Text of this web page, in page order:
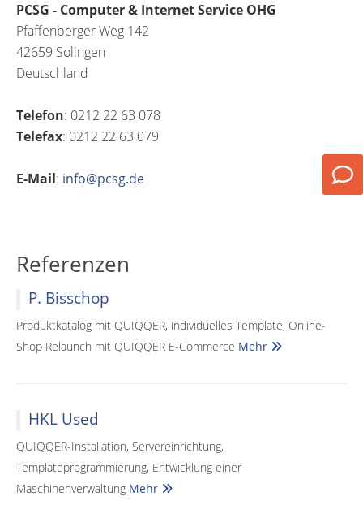
PCSG - Computer & Internet Service OHG
Pfaffenberger Weg 142
42659 Solingen
Deutschland
Telefon: 0212 22 63 078
Telefax: 0212 22 63 079
E-Mail: info@pcsg.de
Referenzen
P. Bisschop
Produktkatalog mit QUIQQER, individuelles Template, Online-
Shop Relaunch mit QUIQQER E-Commerce Mehr
HKL Used
QUIQQER-Installation, Servereinrichtung,
Templateprogrammierung, Entwicklung einer
Maschinenverwaltung Mehr